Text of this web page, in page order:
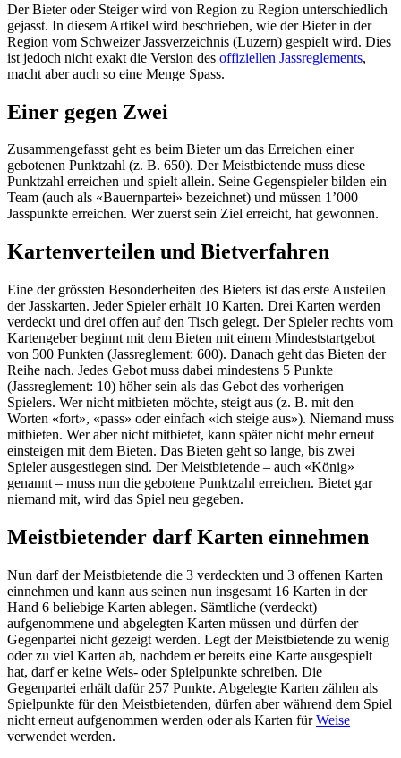
Der Bieter oder Steiger wird von Region zu Region unterschiedlich
gejasst. In diesem Artikel wird beschrieben, wie der Bieter in der
Region vom Schweizer Jassverzeichnis (Luzern) gespielt wird. Dies
ist jedoch nicht exakt die Version des offiziellen Jassreglements,
macht aber auch so eine Menge Spass.
Einer gegen Zwei
Zusammengefasst geht es beim Bieter um das Erreichen einer
gebotenen Punktzahl (z. B. 650). Der Meistbietende muss diese
Punktzahl erreichen und spielt allein. Seine Gegenspieler bilden ein
Team (auch als «Bauernpartei» bezeichnet) und müssen 1’000
Jasspunkte erreichen. Wer zuerst sein Ziel erreicht, hat gewonnen.
Kartenverteilen und Bietverfahren
Eine der grössten Besonderheiten des Bieters ist das erste Austeilen
der Jasskarten. Jeder Spieler erhält 10 Karten. Drei Karten werden
verdeckt und drei offen auf den Tisch gelegt. Der Spieler rechts vom
Kartengeber beginnt mit dem Bieten mit einem Mindeststartgebot
von 500 Punkten (Jassreglement: 600). Danach geht das Bieten der
Reihe nach. Jedes Gebot muss dabei mindestens 5 Punkte
(Jassreglement: 10) höher sein als das Gebot des vorherigen
Spielers. Wer nicht mitbieten möchte, steigt aus (z. B. mit den
Worten «fort», «pass» oder einfach «ich steige aus»). Niemand muss
mitbieten. Wer aber nicht mitbietet, kann später nicht mehr erneut
einsteigen mit dem Bieten. Das Bieten geht so lange, bis zwei
Spieler ausgestiegen sind. Der Meistbietende – auch «König»
genannt – muss nun die gebotene Punktzahl erreichen. Bietet gar
niemand mit, wird das Spiel neu gegeben.
Meistbietender darf Karten einnehmen
Nun darf der Meistbietende die 3 verdeckten und 3 offenen Karten
einnehmen und kann aus seinen nun insgesamt 16 Karten in der
Hand 6 beliebige Karten ablegen. Sämtliche (verdeckt)
aufgenommene und abgelegten Karten müssen und dürfen der
Gegenpartei nicht gezeigt werden. Legt der Meistbietende zu wenig
oder zu viel Karten ab, nachdem er bereits eine Karte ausgespielt
hat, darf er keine Weis- oder Spielpunkte schreiben. Die
Gegenpartei erhält dafür 257 Punkte. Abgelegte Karten zählen als
Spielpunkte für den Meistbietenden, dürfen aber während dem Spiel
nicht erneut aufgenommen werden oder als Karten fürWeise
verwendet werden.